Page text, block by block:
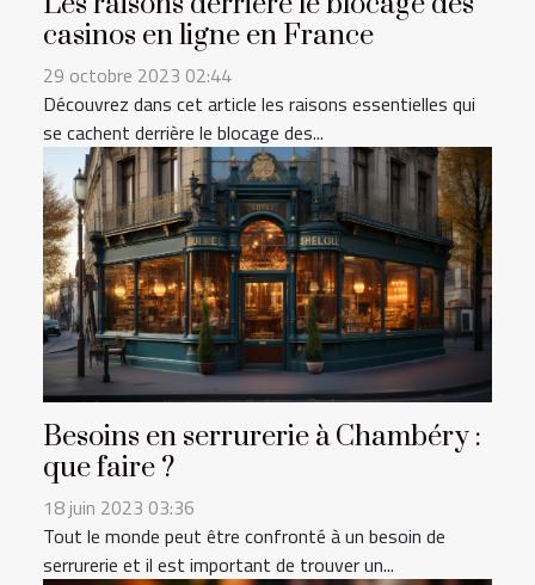
casinos en ligne en France
29 octobre 2023 02:44
Découvrez dans cet article les raisons essentielles qui
se cachent derrière le blocage des...
Besoins en serrurerie à Chambéry :
que faire ?
18 juin 2023 03:36
Tout le monde peut être confronté à un besoin de
serrurerie et il est important de trouver un...